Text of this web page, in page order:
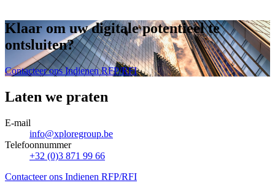
Klaar om uw digitale potentieel te
ontsluiten?
Contacteer onsIndienen RFP/RFI
Laten we praten
E-mail
info@xploregroup.be
Telefoonnummer
+32 (0)3 871 99 66
Contacteer ons Indienen RFP/RFI